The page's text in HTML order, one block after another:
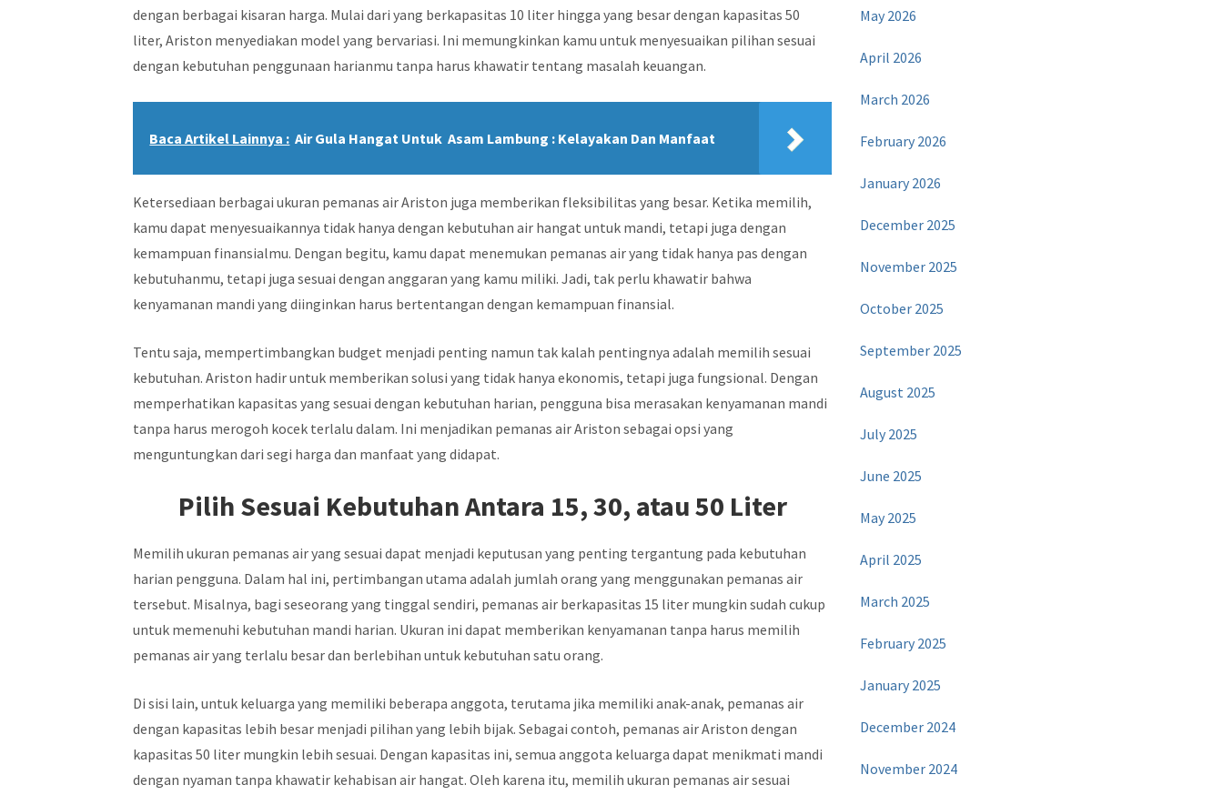
dengan berbagai kisaran harga. Mulai dari yang berkapasitas 10 liter hingga yang besar dengan kapasitas 50
liter, Ariston menyediakan model yang bervariasi. Ini memungkinkan kamu untuk menyesuaikan pilihan sesuai
dengan kebutuhan penggunaan harianmu tanpa harus khawatir tentang masalah keuangan.
Baca Artikel Lainnya : Air Gula Hangat Untuk Asam Lambung : Kelayakan Dan Manfaat
Ketersediaan berbagai ukuran pemanas air Ariston juga memberikan fleksibilitas yang besar. Ketika memilih,
kamu dapat menyesuaikannya tidak hanya dengan kebutuhan air hangat untuk mandi, tetapi juga dengan
kemampuan finansialmu. Dengan begitu, kamu dapat menemukan pemanas air yang tidak hanya pas dengan
kebutuhanmu, tetapi juga sesuai dengan anggaran yang kamu miliki. Jadi, tak perlu khawatir bahwa
kenyamanan mandi yang diinginkan harus bertentangan dengan kemampuan finansial.
Tentu saja, mempertimbangkan budget menjadi penting namun tak kalah pentingnya adalah memilih sesuai
kebutuhan. Ariston hadir untuk memberikan solusi yang tidak hanya ekonomis, tetapi juga fungsional. Dengan
memperhatikan kapasitas yang sesuai dengan kebutuhan harian, pengguna bisa merasakan kenyamanan mandi
tanpa harus merogoh kocek terlalu dalam. Ini menjadikan pemanas air Ariston sebagai opsi yang
menguntungkan dari segi harga dan manfaat yang didapat.
Pilih Sesuai Kebutuhan Antara 15, 30, atau 50 Liter
Memilih ukuran pemanas air yang sesuai dapat menjadi keputusan yang penting tergantung pada kebutuhan
harian pengguna. Dalam hal ini, pertimbangan utama adalah jumlah orang yang menggunakan pemanas air
tersebut. Misalnya, bagi seseorang yang tinggal sendiri, pemanas air berkapasitas 15 liter mungkin sudah cukup
untuk memenuhi kebutuhan mandi harian. Ukuran ini dapat memberikan kenyamanan tanpa harus memilih
pemanas air yang terlalu besar dan berlebihan untuk kebutuhan satu orang.
Di sisi lain, untuk keluarga yang memiliki beberapa anggota, terutama jika memiliki anak-anak, pemanas air
dengan kapasitas lebih besar menjadi pilihan yang lebih bijak. Sebagai contoh, pemanas air Ariston dengan
kapasitas 50 liter mungkin lebih sesuai. Dengan kapasitas ini, semua anggota keluarga dapat menikmati mandi
dengan nyaman tanpa khawatir kehabisan air hangat. Oleh karena itu, memilih ukuran pemanas air sesuai
May 2026
April 2026
March 2026
February 2026
January 2026
December 2025
November 2025
October 2025
September 2025
August 2025
July 2025
June 2025
May 2025
April 2025
March 2025
February 2025
January 2025
December 2024
November 2024